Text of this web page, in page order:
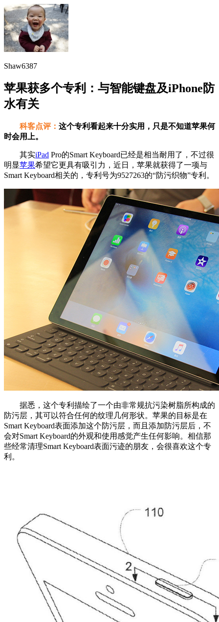
Shaw6387
苹果获多个专利：与智能键盘及iPhone防
水有关
科客点评： 这个专利看起来十分实用，只是不知道苹果何
时会用上。
其实iPad Pro的Smart Keyboard已经是相当耐用了，不过很
明显苹果希望它更具有吸引力，近日，苹果就获得了一项与
Smart Keyboard相关的，专利号为9527263的“防污织物”专利。
据悉，这个专利描绘了一个由非常规抗污染树脂所构成的
防污层，其可以符合任何的纹理几何形状。苹果的目标是在
Smart Keyboard表面添加这个防污层，而且添加防污层后，不
会对Smart Keyboard的外观和使用感觉产生任何影响。相信那
些经常清理Smart Keyboard表面污迹的朋友，会很喜欢这个专
利。